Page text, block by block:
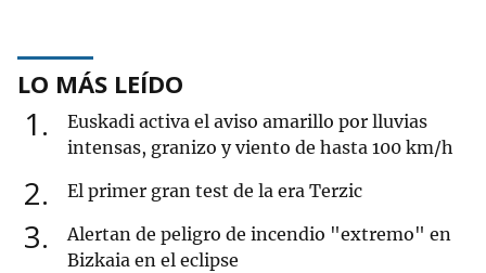
LO MÁS LEÍDO
1
Euskadi activa el aviso amarillo por lluvias
intensas, granizo y viento de hasta 100 km/h
2 El primer gran test de la era Terzic
3
Alertan de peligro de incendio "extremo" en
Bizkaia en el eclipse